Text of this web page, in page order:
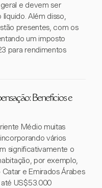
e devem ser
Além disso,
presentes, com os
um imposto
para rendimentos
Benefícios e
Médio muitas
vários
significativamente o
por exemplo,
e Emirados Árabes
US$53.000